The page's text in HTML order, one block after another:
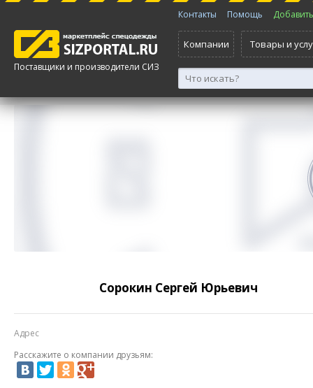
Поставщики и производители СИЗ
Контакты Помощь
Компании Товары и
Сорокин Сергей Юрьевич
Адрес
Расскажите о компании друзьям: